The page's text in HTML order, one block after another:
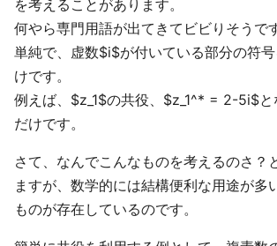
を考えることがあります。
何やら専門用語が出てきてビビりそうで
単純で、虚数$i$が付いている部分の符
けです。
例えば、$z_1$の共役、$z_1^* = 2-5i$
だけです。
さて、なんでこんなものを考えるのさ？
ますが、数学的には結構便利な用途が多
ものが存在しているのです。